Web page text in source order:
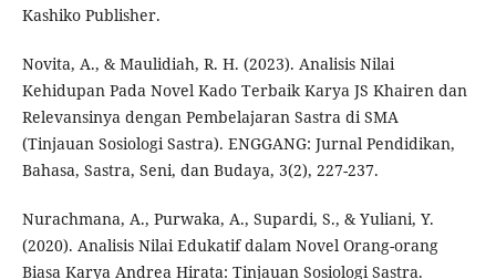
Kashiko Publisher.
Novita, A., & Maulidiah, R. H. (2023). Analisis Nilai
Kehidupan Pada Novel Kado Terbaik Karya JS Khairen dan
Relevansinya dengan Pembelajaran Sastra di SMA
(Tinjauan Sosiologi Sastra). ENGGANG: Jurnal Pendidikan,
Bahasa, Sastra, Seni, dan Budaya, 3(2), 227-237.
Nurachmana, A., Purwaka, A., Supardi, S., & Yuliani, Y.
(2020). Analisis Nilai Edukatif dalam Novel Orang-orang
Biasa Karya Andrea Hirata: Tinjauan Sosiologi Sastra.